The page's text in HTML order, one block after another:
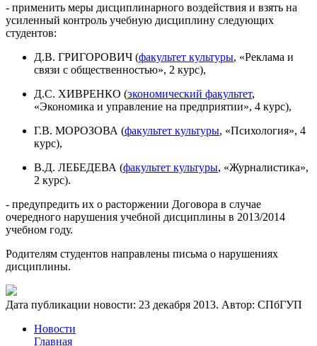
- применить меры дисциплинарного воздействия и взять на
усиленный контроль учебную дисциплину следующих
студентов:
Д.В. ГРИГОРОВИЧ (факультет культуры, «Реклама и
связи с общественностью», 2 курс),
Д.С. ХИВРЕНКО (экономический факультет,
«Экономика и управление на предприятии», 4 курс),
Г.В. МОРОЗОВА (факультет культуры, «Психология», 4
курс),
В.Д. ЛЕБЕДЕВА (факультет культуры, «Журналистика»,
2 курс).
- предупредить их о расторжении Договора в случае
очередного нарушения учебной дисциплины в 2013/2014
учебном году.
Родителям студентов направлены письма о нарушениях
дисциплины.
Дата публикации новости: 23 декабря 2013. Автор: СПбГУП
Новости
Главная